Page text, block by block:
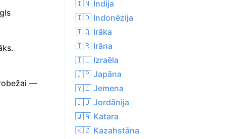
—
🇮🇳 Indija
🇮🇩 Indonēzija
🇮🇶 Irāka
🇮🇷 Irāna
🇮🇱 Izraēla
🇯🇵 Japāna
🇾🇪 Jemena
🇯🇴 Jordānija
🇶🇦 Katara
🇰🇿 Kazahstāna